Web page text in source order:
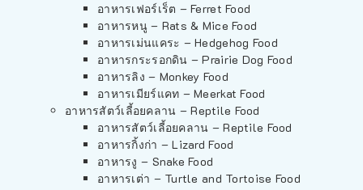
อาหารเฟอร์เร็ต – Ferret Food
อาหารหนู – Rats & Mice Food
อาหารเม่นแคระ – Hedgehog Food
อาหารกระรอกดิน – Prairie Dog Food
อาหารลิง – Monkey Food
อาหารเมียร์แคท – Meerkat Food
อาหารสัตว์เลี้อยคลาน – Reptile Food
อาหารสัตว์เลี้อยคลาน – Reptile Food
อาหารกิ้งก่า – Lizard Food
อาหารงู – Snake Food
อาหารเต่า – Turtle and Tortoise Food